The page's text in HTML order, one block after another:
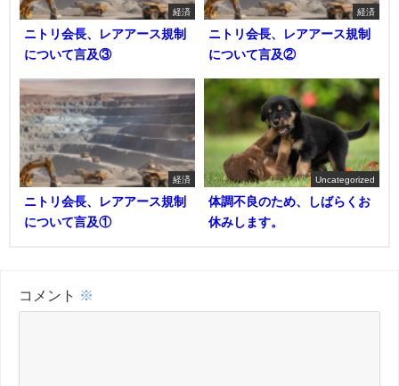
経済
ニトリ会長、レアアース規制
について言及③
経済
ニトリ会長、レアアース規制
について言及②
経済
ニトリ会長、レアアース規制
について言及①
Uncategorized
体調不良のため、しばらくお
休みします。
コメント ※